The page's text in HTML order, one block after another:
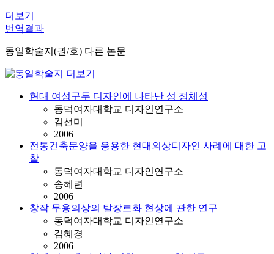
더보기
번역결과
동일학술지(권/호) 다른 논문
현대 여성구두 디자인에 나타난 성 정체성
동덕여자대학교 디자인연구소
김선미
2006
전통건축문양을 응용한 현대의상디자인 사례에 대한 고
찰
동덕여자대학교 디자인연구소
송혜련
2006
창작 무용의상의 탈장르화 현상에 관한 연구
동덕여자대학교 디자인연구소
김혜경
2006